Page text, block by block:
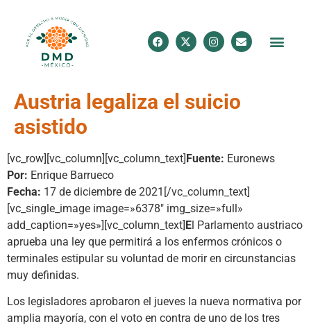
Austria legaliza el suicio
asistido
[vc_row][vc_column][vc_column_text]Fuente: Euronews
Por: Enrique Barrueco
Fecha: 17 de diciembre de 2021[/vc_column_text]
[vc_single_image image=»6378″ img_size=»full»
add_caption=»yes»][vc_column_text]El Parlamento austriaco
aprueba una ley que permitirá a los enfermos crónicos o
terminales estipular su voluntad de morir en circunstancias
muy definidas.
Los legisladores aprobaron el jueves la nueva normativa por
amplia mayoría, con el voto en contra de uno de los tres